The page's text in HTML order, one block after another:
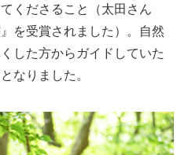
くださること（太田さん
を受賞されました）。自然
した方からガイドしていた
なりました。